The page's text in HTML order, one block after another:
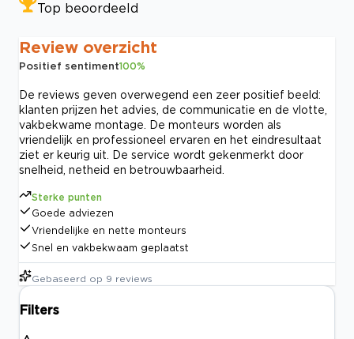
Top beoordeeld
Review overzicht
Positief sentiment100%
De reviews geven overwegend een zeer positief beeld:
klanten prijzen het advies, de communicatie en de vlotte,
vakbekwame montage. De monteurs worden als
vriendelijk en professioneel ervaren en het eindresultaat
ziet er keurig uit. De service wordt gekenmerkt door
snelheid, netheid en betrouwbaarheid.
Sterke punten
Goede adviezen
Vriendelijke en nette monteurs
Snel en vakbekwaam geplaatst
Gebaseerd op 9 reviews
Filters